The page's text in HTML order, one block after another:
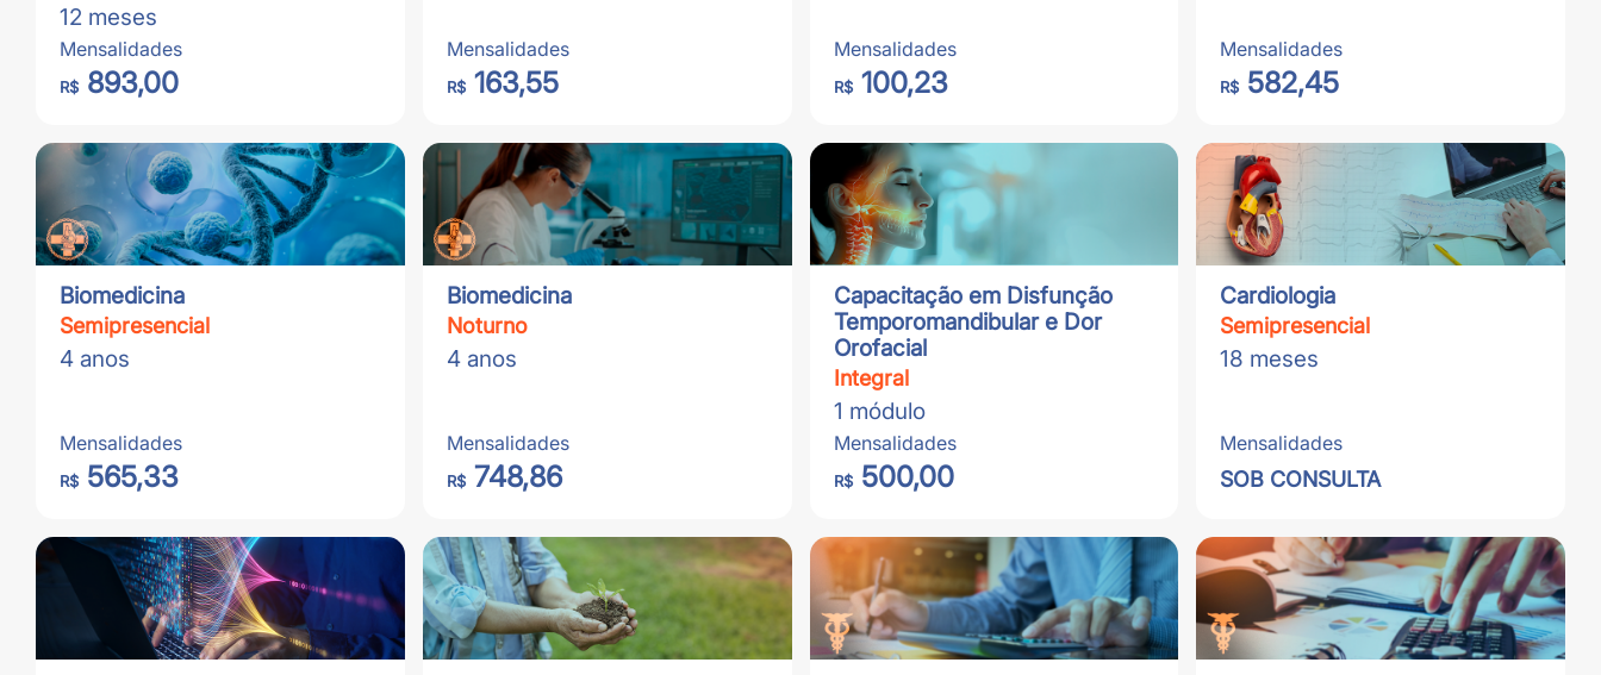
12 meses
Mensalidades
R$ 893,00
Mensalidades
R$ 163,55
Mensalidades
R$ 100,23
Mensalidades
R$ 582,45
Biomedicina
Semipresencial
4 anos
Mensalidades
R$ 565,33
Biomedicina
Noturno
4 anos
Mensalidades
R$ 748,86
Capacitação em Disfunção
Temporomandibular e Dor
Orofacial
Integral
1 módulo
Mensalidades
R$ 500,00
Cardiologia
Semipresencial
18 meses
Mensalidades
SOB CONSULTA